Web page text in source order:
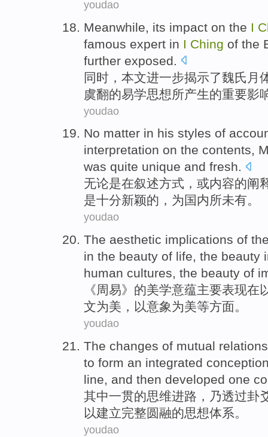
youdao
Meanwhile , its impact on the I
famous expert in I Ching of the
further exposed
同时 ，本文进一步揭示了魏氏月
虞翻的易学思想所产生的重要影
youdao
No matter in his styles of
interpretation on the contents,
was quite unique and fresh.
无论是在叙述方式 ， 或内容的阐
是十分新颖的，为国内所未有。
youdao
The aesthetic implications of
in the beauty of life, the beauty
human cultures, the beauty of
《周易》 的美学意蕴主要表现在
文为美， 以意象为美等方面。
youdao
The changes of mutual
to form an integrated
line, and then developed one
其中一贯的思维进路，乃透过卦
以建立完整圆融的思想体系。
youdao